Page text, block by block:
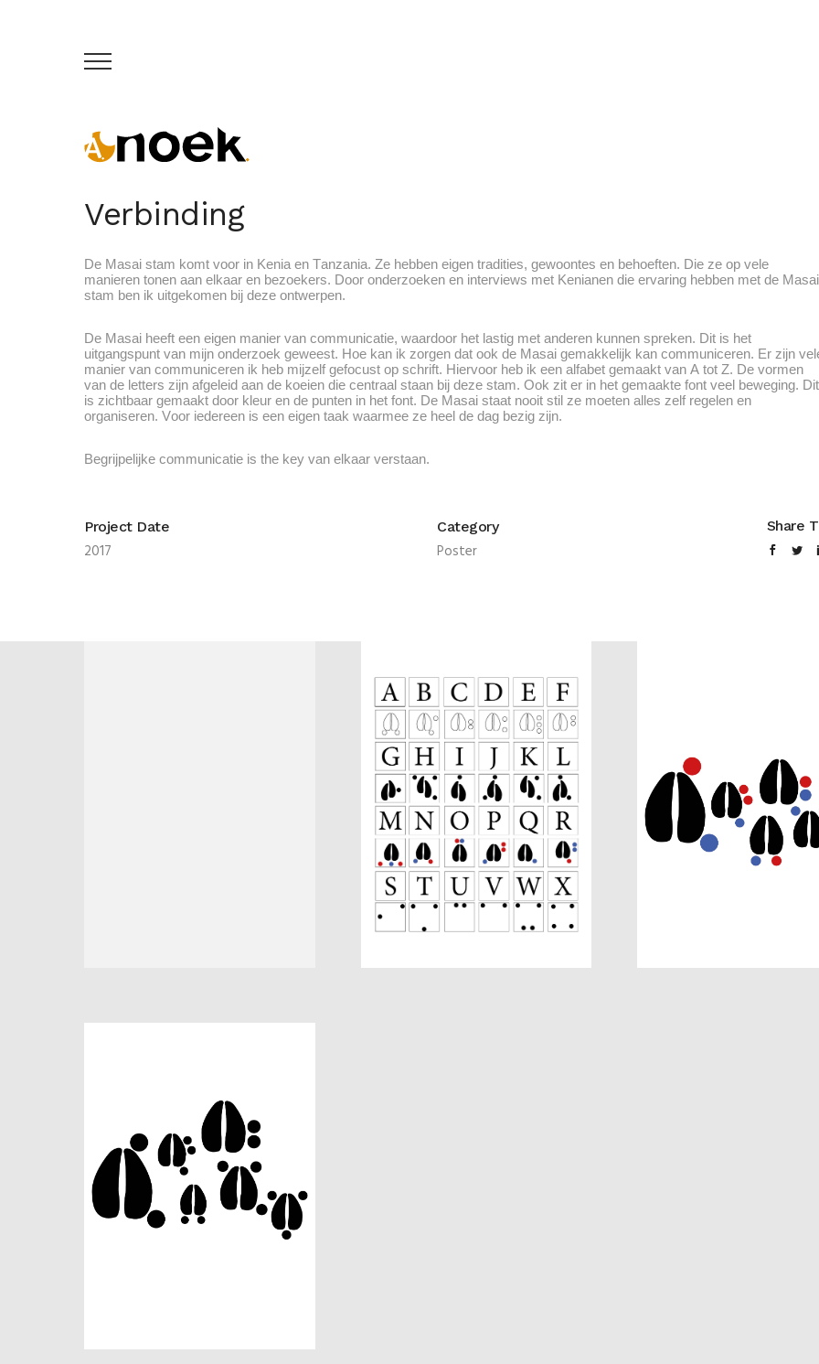
Verbinding
De Masai stam komt voor in Kenia en Tanzania. Ze hebben eigen tradities, gewoontes en behoeften. Die ze op vele
manieren tonen aan elkaar en bezoekers. Door onderzoeken en interviews met Kenianen die ervaring hebben met de Masai
stam ben ik uitgekomen bij deze ontwerpen.
De Masai heeft een eigen manier van communicatie, waardoor het lastig met anderen kunnen spreken. Dit is het
uitgangspunt van mijn onderzoek geweest. Hoe kan ik zorgen dat ook de Masai gemakkelijk kan communiceren. Er zijn
manier van communiceren ik heb mijzelf gefocust op schrift. Hiervoor heb ik een alfabet gemaakt van A tot Z. De vormen
van de letters zijn afgeleid aan de koeien die centraal staan bij deze stam. Ook zit er in het gemaakte font veel beweging. Dit
is zichtbaar gemaakt door kleur en de punten in het font. De Masai staat nooit stil ze moeten alles zelf regelen en
organiseren. Voor iedereen is een eigen taak waarmee ze heel de dag bezig zijn.
Begrijpelijke communicatie is the key van elkaar verstaan.
Project Date
2017
Category
Poster
Share